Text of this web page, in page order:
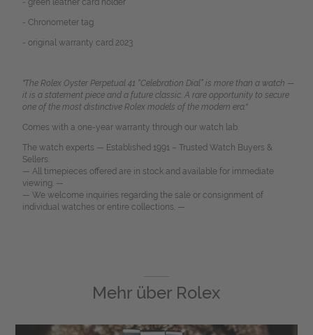
- green leather card holder
- Chronometer tag
- original warranty card 2023
"The Rolex Oyster Perpetual 41 “Celebration Dial” is more than a watch —
it is a statement piece and a future classic. A rare opportunity to secure
one of the most distinctive Rolex models of the modern era."
Comes with a one-year warranty through our watch lab.
The watch experts — Established 1991 – Trusted Watch Buyers &
Sellers.
— All timepieces offered are in stock and available for immediate
viewing. —
— We welcome inquiries regarding the sale or consignment of
individual watches or entire collections. —
Mehr über Rolex